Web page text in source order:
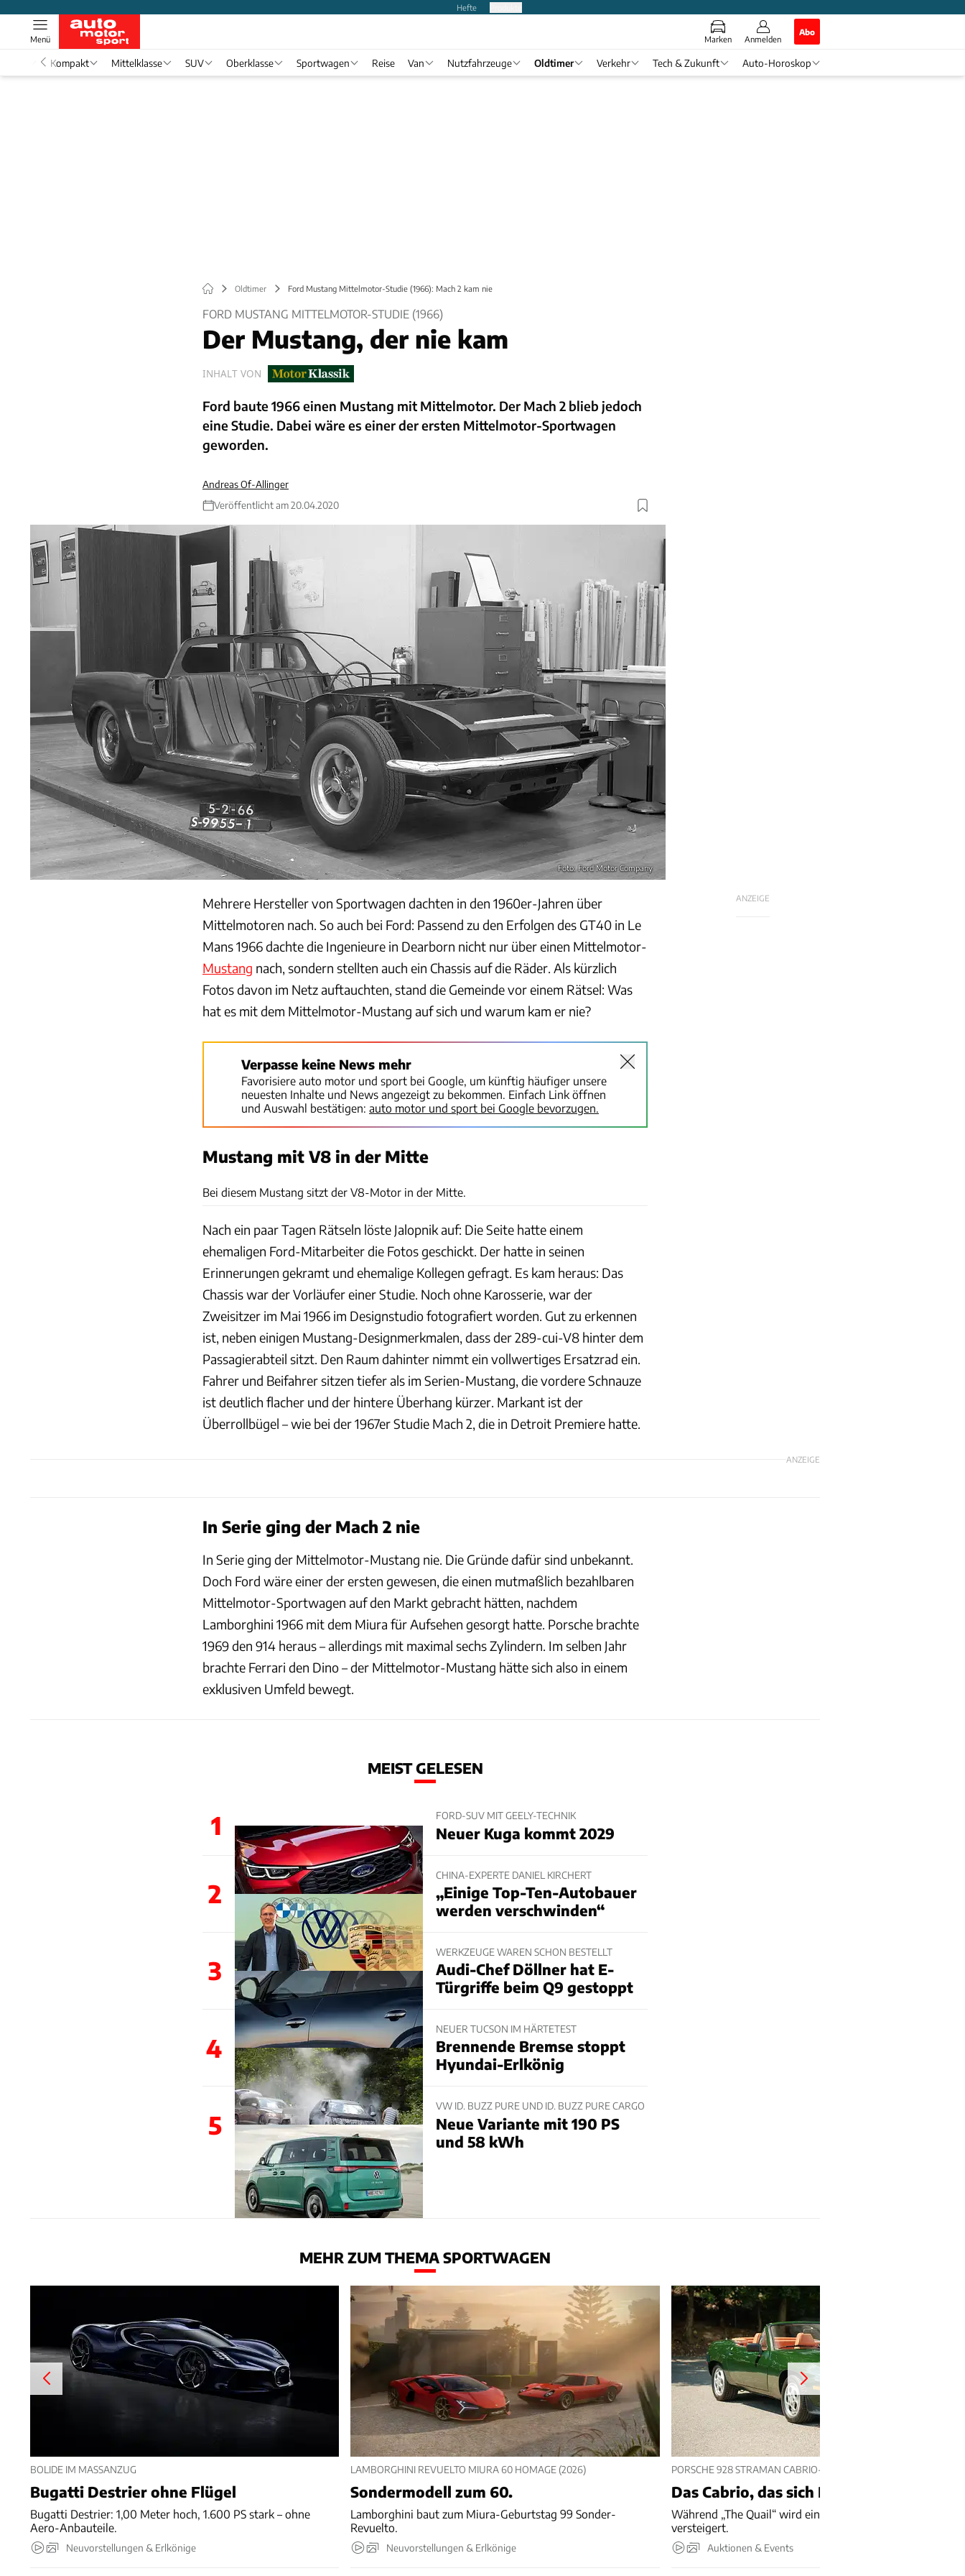
Hefte
Marken Anmelden
Abo
Menü
Kompakt Mittelklasse SUV Oberklasse Sportwagen Reise Van Nutzfahrzeuge Oldtimer Verkehr Tech & Zukunft Auto-Horoskop
Oldtimer Ford Mustang Mittelmotor-Studie (1966): Mach 2 kam nie
FORD MUSTANG MITTELMOTOR-STUDIE (1966)
Der Mustang, der nie kam
INHALT VON
Ford baute 1966 einen Mustang mit Mittelmotor. Der Mach 2 blieb jedoch
eine Studie. Dabei wäre es einer der ersten Mittelmotor-Sportwagen
geworden.
Andreas Of-Allinger
Veröffentlicht am 20.04.2020
Foto: Ford Motor Company
ANZEIGE
Mehrere Hersteller von Sportwagen dachten in den 1960er-Jahren über
Mittelmotoren nach. So auch bei Ford: Passend zu den Erfolgen des GT40 in Le
Mans 1966 dachte die Ingenieure in Dearborn nicht nur über einen Mittelmotor-
Mustang nach, sondern stellten auch ein Chassis auf die Räder. Als kürzlich
Fotos davon im Netz auftauchten, stand die Gemeinde vor einem Rätsel: Was
hat es mit dem Mittelmotor-Mustang auf sich und warum kam er nie?
Verpasse keine News mehr
Favorisiere auto motor und sport bei Google, um künftig häufiger unsere
neuesten Inhalte und News angezeigt zu bekommen. Einfach Link öffnen
und Auswahl bestätigen: auto motor und sport bei Google bevorzugen.
Mustang mit V8 in der Mitte
Bei diesem Mustang sitzt der V8-Motor in der Mitte.
Nach ein paar Tagen Rätseln löste Jalopnik auf: Die Seite hatte einem
ehemaligen Ford-Mitarbeiter die Fotos geschickt. Der hatte in seinen
Erinnerungen gekramt und ehemalige Kollegen gefragt. Es kam heraus: Das
Chassis war der Vorläufer einer Studie. Noch ohne Karosserie, war der
Zweisitzer im Mai 1966 im Designstudio fotografiert worden. Gut zu erkennen
ist, neben einigen Mustang-Designmerkmalen, dass der 289-cui-V8 hinter dem
Passagierabteil sitzt. Den Raum dahinter nimmt ein vollwertiges Ersatzrad ein.
Fahrer und Beifahrer sitzen tiefer als im Serien-Mustang, die vordere Schnauze
ist deutlich flacher und der hintere Überhang kürzer. Markant ist der
Überrollbügel – wie bei der 1967er Studie Mach 2, die in Detroit Premiere hatte.
ANZEIGE
In Serie ging der Mach 2 nie
In Serie ging der Mittelmotor-Mustang nie. Die Gründe dafür sind unbekannt.
Doch Ford wäre einer der ersten gewesen, die einen mutmaßlich bezahlbaren
Mittelmotor-Sportwagen auf den Markt gebracht hätten, nachdem
Lamborghini 1966 mit dem Miura für Aufsehen gesorgt hatte. Porsche brachte
1969 den 914 heraus – allerdings mit maximal sechs Zylindern. Im selben Jahr
brachte Ferrari den Dino – der Mittelmotor-Mustang hätte sich also in einem
exklusiven Umfeld bewegt.
MEIST GELESEN
1 FORD-SUV MIT GEELY-TECHNIK
Neuer Kuga kommt 2029
2
CHINA-EXPERTE DANIEL KIRCHERT
„Einige Top-Ten-Autobauer
werden verschwinden“
3
WERKZEUGE WAREN SCHON BESTELLT
Audi-Chef Döllner hat E-
Türgriffe beim Q9 gestoppt
4
NEUER TUCSON IM HÄRTETEST
Brennende Bremse stoppt
Hyundai-Erlkönig
5
VW ID. BUZZ PURE UND ID. BUZZ PURE CARGO
Neue Variante mit 190 PS
und 58 kWh
MEHR ZUM THEMA SPORTWAGEN
BOLIDE IM MASSANZUG
Bugatti Destrier ohne Flügel
Bugatti Destrier: 1,00 Meter hoch, 1.600 PS stark – ohne
Aero-Anbauteile.
Neuvorstellungen & Erlkönige
LAMBORGHINI REVUELTO MIURA 60 HOMAGE (2026)
Sondermodell zum 60.
Lamborghini baut zum Miura-Geburtstag 99 Sonder-
Revuelto.
Neuvorstellungen & Erlkönige
PORSCHE 928 STRAMAN CABRIO-UMBAU
Das Cabrio, das sich Porsche nicht traute
Während „The Quail“ wird ein Porsche 928 Cabriolet
versteigert.
Auktionen & Events